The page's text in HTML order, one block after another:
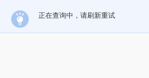
正在查询中，请刷新重试